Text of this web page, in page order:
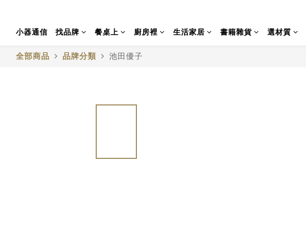
小器通信 找品牌 餐桌上 廚房裡 生活家居 書籍雜貨 選材質
全部商品 品牌分類 池田優子